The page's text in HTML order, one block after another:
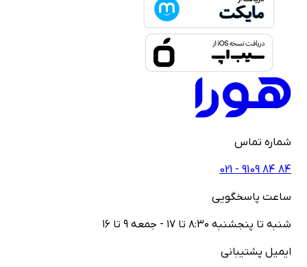
تماس
021 - ‎9109‎ ‎84‎
پاسخگویی
تا پنجشنبه ۸:۳۰ تا ۱۷ - جمعه ۹ تا ۱۶
پشتیبانی